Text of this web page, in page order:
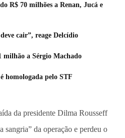
R$ 70 milhões a Renan, Jucá e
cair”, reage Delcídio
a Sérgio Machado
homologada pelo STF
da presidente Dilma Rousseff
sangria” da operação e perdeu o